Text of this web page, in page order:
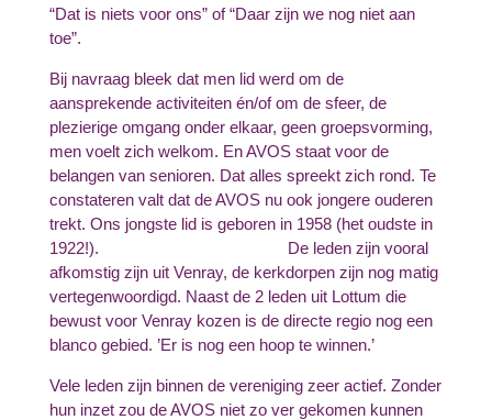
“Dat is niets voor ons” of “Daar zijn we nog niet aan
toe”.
Bij navraag bleek dat men lid werd om de
aansprekende activiteiten én/of om de sfeer, de
plezierige omgang onder elkaar, geen groepsvorming,
men voelt zich welkom. En AVOS staat voor de
belangen van senioren. Dat alles spreekt zich rond. Te
constateren valt dat de AVOS nu ook jongere ouderen
trekt. Ons jongste lid is geboren in 1958 (het oudste in
1922!). De leden zijn vooral
afkomstig zijn uit Venray, de kerkdorpen zijn nog matig
vertegenwoordigd. Naast de 2 leden uit Lottum die
bewust voor Venray kozen is de directe regio nog een
blanco gebied. ’Er is nog een hoop te winnen.’
Vele leden zijn binnen de vereniging zeer actief. Zonder
hun inzet zou de AVOS niet zo ver gekomen kunnen